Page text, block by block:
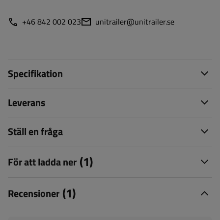
+46 842 002 023 unitrailer@unitrailer.se
Specifikation
Leverans
Ställ en fråga
För att ladda ner (1)
Recensioner (1)